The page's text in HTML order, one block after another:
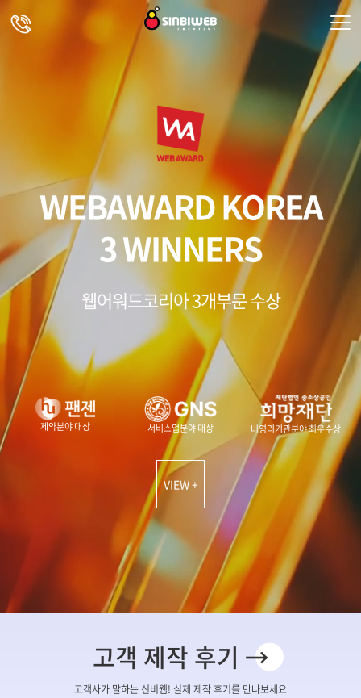
WEBAWARD KOREA
3 WINNERS
웹어워드코리아 3개부문 수상
제약분야 대상 서비스업분야 대상 비영리기관분야 최우수상
VIEW +
고객 제작 후기 →
고객사가 말하는 신비웹! 실제 제작 후기를 만나보세요